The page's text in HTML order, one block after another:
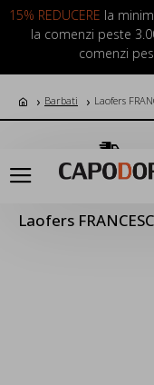
15% REDUCERE la
la comenzi peste
comenzi
LOGIN
Barbati Laofers
Transport
Laofers